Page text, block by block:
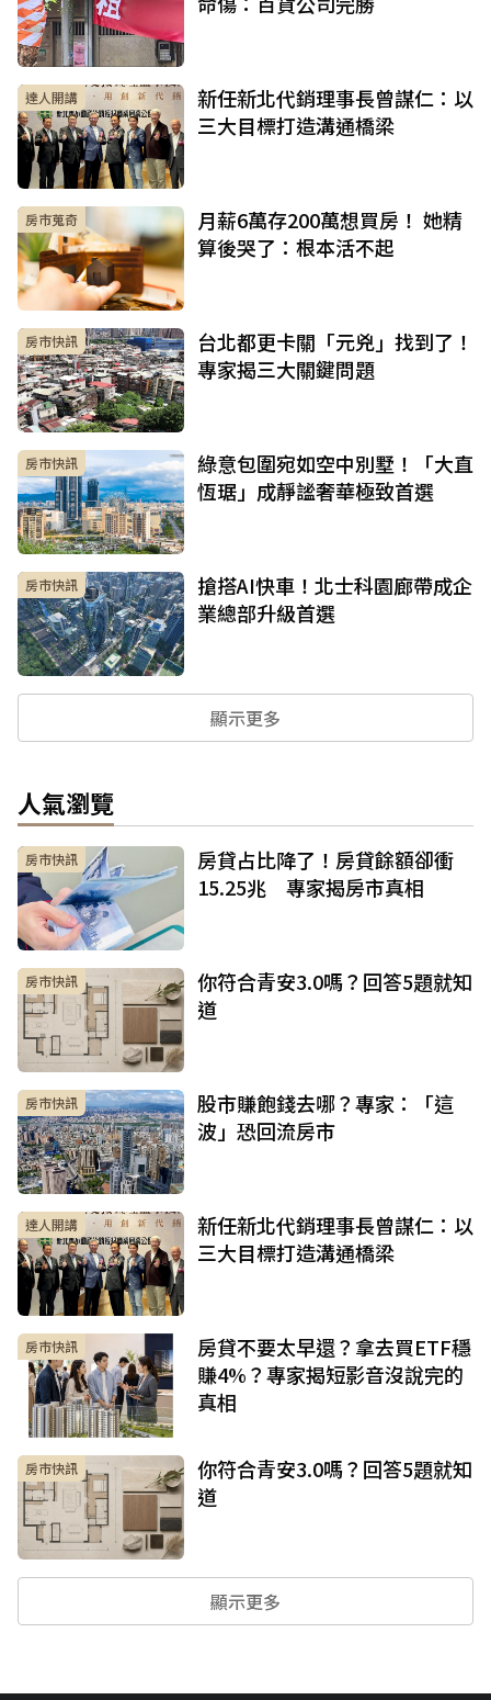
達人開講
新任新北代銷理事長曾謀仁：以
三大目標打造溝通橋梁
房市蒐奇
月薪6萬存200萬想買房！ 她精
算後哭了：根本活不起
房市快訊
台北都更卡關「元兇」找到了！
專家揭三大關鍵問題
房市快訊
綠意包圍宛如空中別墅！「大直
恆琚」成靜謐奢華極致首選
房市快訊
搶搭AI快車！北士科園廊帶成企
業總部升級首選
顯示更多
人氣瀏覽
房市快訊
房貸占比降了！房貸餘額卻衝
15.25兆 專家揭房市真相
房市快訊
你符合青安3.0嗎？回答5題就知
道
房市快訊
股市賺飽錢去哪？專家：「這
波」恐回流房市
達人開講
新任新北代銷理事長曾謀仁：以
三大目標打造溝通橋梁
房市快訊
房貸不要太早還？拿去買ETF穩
賺4%？專家揭短影音沒說完的
真相
房市快訊
你符合青安3.0嗎？回答5題就知
道
顯示更多